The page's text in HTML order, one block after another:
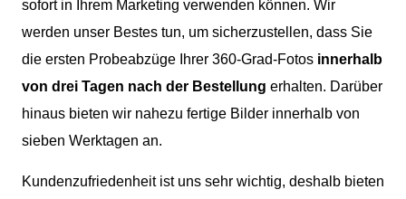
sofort in Ihrem Marketing verwenden können. Wir
werden unser Bestes tun, um sicherzustellen, dass Sie
die ersten Probeabzüge Ihrer 360-Grad-Fotos innerhalb
von drei Tagen nach der Bestellung erhalten. Darüber
hinaus bieten wir nahezu fertige Bilder innerhalb von
sieben Werktagen an.
Kundenzufriedenheit ist uns sehr wichtig, deshalb bieten